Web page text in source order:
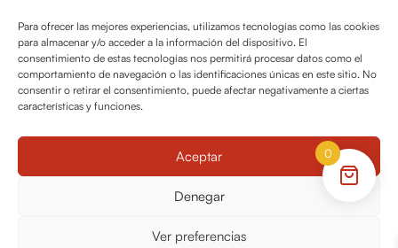
Para ofrecer las mejores experiencias, utilizamos tecnologías como las cookies
para almacenar y/o acceder a la información del dispositivo. El
consentimiento de estas tecnologías nos permitirá procesar datos como el
comportamiento de navegación o las identificaciones únicas en este sitio. No
consentir o retirar el consentimiento, puede afectar negativamente a ciertas
características y funciones.
Aceptar
Denegar
Ver preferencias
Política de cookies
Política dedevoluciones y cancelaciones
0